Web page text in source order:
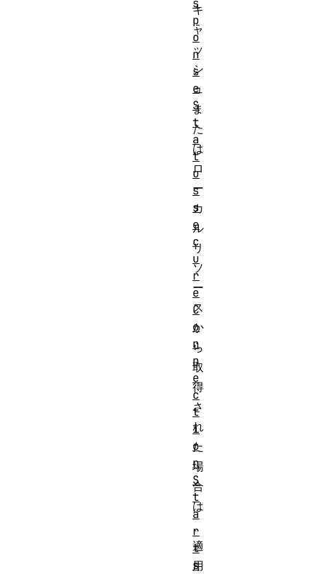
キ
ャ
ッ
シ
ュ
ま
た
は
ロ
ー
カ
ル
リ
ソ
ー
ス
か
ら
取
得
さ
れ
た
場
合
は
、
適
用
s
p
o
n
s
e
S
t
a
t
u
s
s
e
c
u
r
e
C
o
n
n
e
c
t
i
o
n
S
t
a
r
t
s